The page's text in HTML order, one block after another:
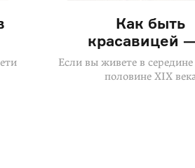
Как быть
красавицей
Если вы живете в
половине XIX